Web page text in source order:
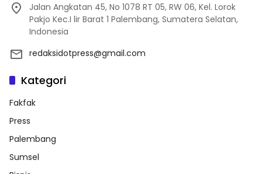
Jalan Angkatan 45, No 1078 RT 05, RW 06, Kel. Lorok
Pakjo Kec.I lir Barat 1 Palembang, Sumatera Selatan,
Indonesia
redaksidotpress@gmail.com
Kategori
Fakfak
Press
Palembang
Sumsel